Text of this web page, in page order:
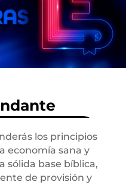
los principios
economía sana y
sólida base bíblica,
de provisión y